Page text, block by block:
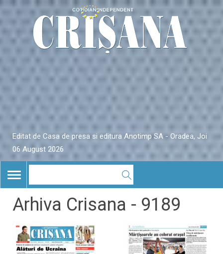
Editat de Casa de presa si editura Anotimp SA - Oradea, Joi
06 August 2026
TOGGLE
NAVIGATION
Arhiva Crisana - 9189